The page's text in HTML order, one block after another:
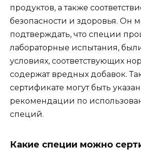
продуктов, а также
безопасности и здоровья. Он
подтверждать, что специи
лабораторные испытания,
условиях, соответствующих
содержат вредных добавок.
сертификате могут быть
рекомендации по
специй.
Какие специи можно